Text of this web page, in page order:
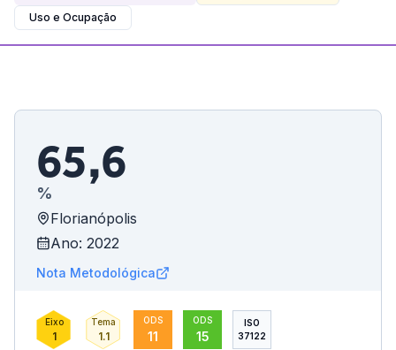
Uso e Ocupação
65,6
%
Florianópolis
Ano: 2022
Nota Metodológica
Eixo
1
Tema
1.1
ODS
11
ODS
15
ISO
37122